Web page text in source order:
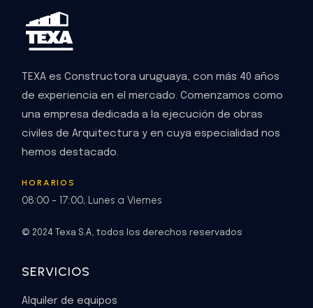
TEXA es Constructora uruguaya, con más 40 años
de experiencia en el mercado. Comenzamos como
una empresa dedicada a la ejecución de obras
civiles de Arquitectura y en cuya especialidad nos
hemos destacado.
HORARIOS
08:00 - 17:00, Lunes a Viernes
© 2024 Texa S.A, todos los derechos reservados
SERVICIOS
Alquiler de equipos